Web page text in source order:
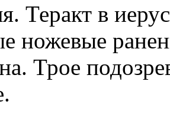
Теракт в
ножевые
Трое